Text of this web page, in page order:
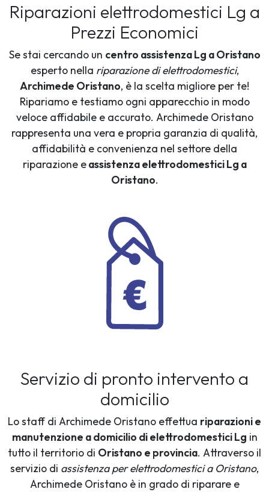
Riparazioni elettrodomestici Lg a
Prezzi Economici
Se stai cercando un centro assistenza Lg a Oristano
esperto nella riparazione di elettrodomestici,
Archimede Oristano, è la scelta migliore per te!
Ripariamo e testiamo ogni apparecchio in modo
veloce affidabile e accurato. Archimede Oristano
rappresenta una vera e propria garanzia di qualità,
affidabilità e convenienza nel settore della
riparazione eassistenza elettrodomestici Lg a
Oristano.
Servizio di pronto intervento a
domicilio
Lo staff di Archimede Oristano effettua riparazioni e
manutenzione a domicilio di elettrodomestici Lg in
tutto il territorio di Oristano e provincia. Attraverso il
servizio di assistenza per elettrodomestici a Oristano,
Archimede Oristano è in grado di riparare e